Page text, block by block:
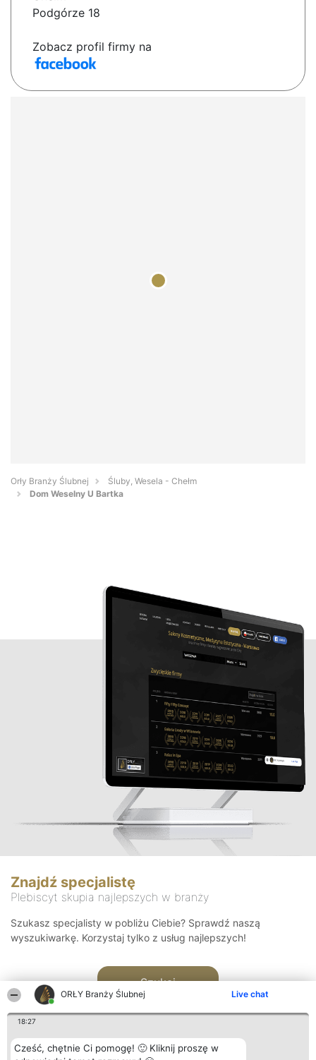
ORŁY Branży Ślubnej Live chat
18:27
Cześć, chętnie Ci pomogę! 🙂 Kliknij proszę w
Podgórze 18
Zobacz profil firmy na
Orły Branży Ślubnej
Śluby, Wesela - Chełm
Dom Weselny U Bartka
Znajdź specjalistę
Plebiscyt skupia najlepszych w branży
Szukasz specjalisty w pobliżu Ciebie? Sprawdź naszą
wyszukiwarkę. Korzystaj tylko z usług najlepszych!
Szukaj